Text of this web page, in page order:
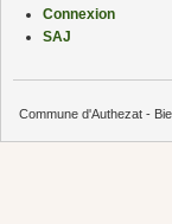
Connexion
SAJ
Commune d'Authezat -